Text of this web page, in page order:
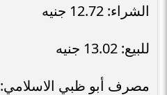
الشراء: 12.72 جنيه
للبيع: 13.02 جنيه
مصرف أبو ظبي الاسلامي: